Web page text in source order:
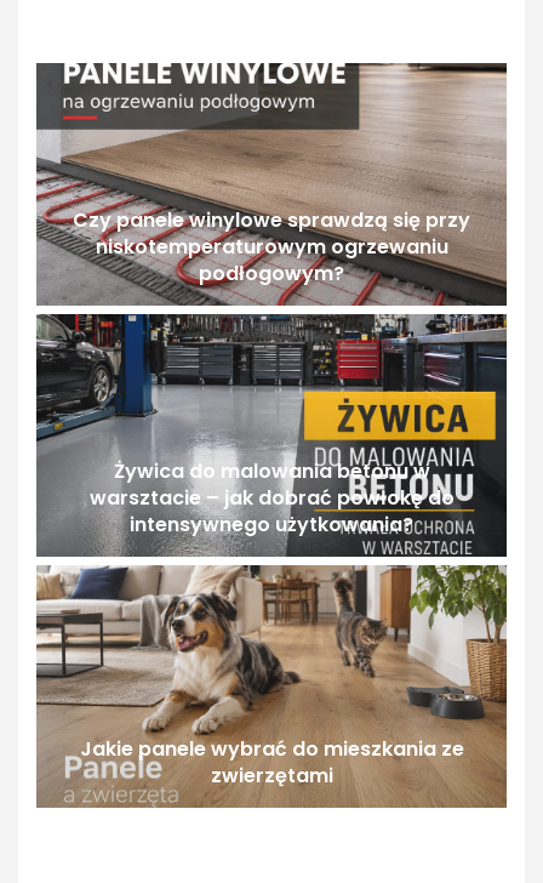
Czy panele winylowe sprawdzą się przy
niskotemperaturowym ogrzewaniu
podłogowym?
Żywica do malowania betonu w
warsztacie – jak dobrać powłokę do
intensywnego użytkowania?
Jakie panele wybrać do mieszkania ze
zwierzętami